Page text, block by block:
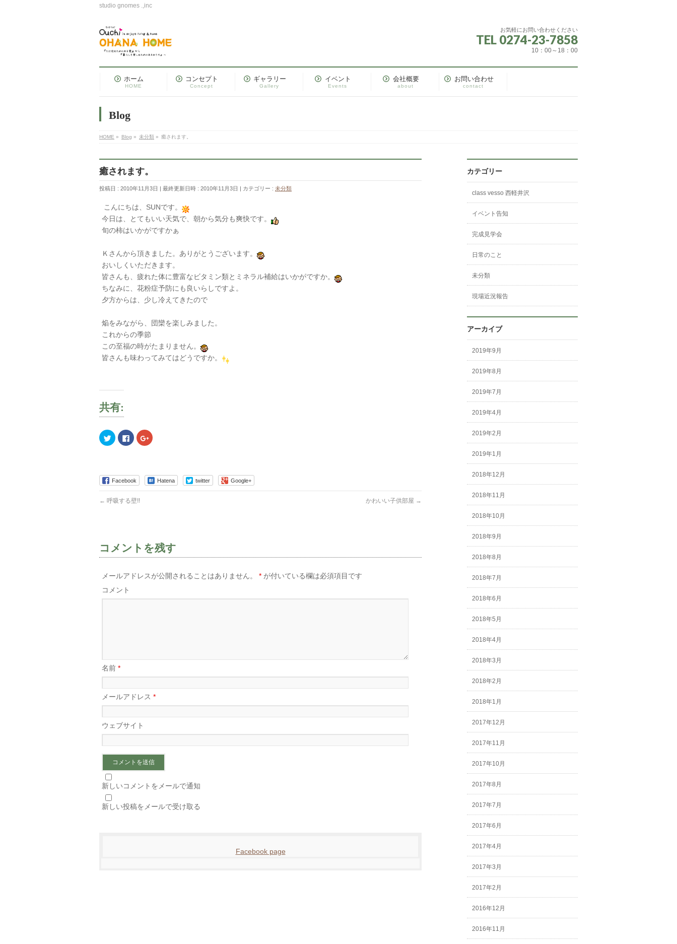
studio gnomes .,inc
お気軽にお問い合わせください
TEL 0274-23-7858
10：00～18：00
ホーム
HOME
コンセプト
Concept
ギャラリー
Gallery
イベント
Events
会社概要
about
お問い合わせ
contact
Blog
HOME » Blog » 未分類 » 癒されます。
癒されます。
投稿日 : 2010年11月3日 最終更新日時 : 2010年11月3日 カテゴリー : 未分類
こんにちは、SUNです。
今日は、とてもいい天気で、朝から気分も爽快です。
旬の柿はいかがですかぁ
Ｋさんから頂きました。ありがとうございます。
おいしくいただきます。
皆さんも、疲れた体に豊富なビタミン類とミネラル補給はいかがですか。
ちなみに、花粉症予防にも良いらしですよ。
夕方からは、少し冷えてきたので
焔をみながら、団欒を楽しみました。
これからの季節
この至福の時がたまりません。
皆さんも味わってみてはどうですか。
共有:
ク
リ
で
共
有
(新
し
で
開
き
Facebook
で
は
ク
リ
ッ
ク
(新
し
い
ン
ド
開
ク
リ
で
共
有
で
開
き
Facebook Hatena twitter Google+
← 呼吸する壁!! かわいい子供部屋 →
コメントを残す
メールアドレスが公開されることはありません。 * が付いている欄は必須項目です
コメント
名前 *
メールアドレス *
ウェブサイト
新しいコメントをメールで通知
新しい投稿をメールで受け取る
Facebook page
カテゴリー
class vesso 西軽井沢
イベント告知
完成見学会
日常のこと
未分類
現場近況報告
アーカイブ
2019年9月
2019年8月
2019年7月
2019年4月
2019年2月
2019年1月
2018年12月
2018年11月
2018年10月
2018年9月
2018年8月
2018年7月
2018年6月
2018年5月
2018年4月
2018年3月
2018年2月
2018年1月
2017年12月
2017年11月
2017年10月
2017年8月
2017年7月
2017年6月
2017年4月
2017年3月
2017年2月
2016年12月
2016年11月